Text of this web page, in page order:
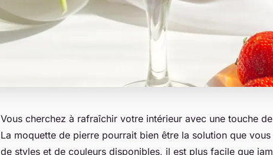
Vous cherchez à rafraîchir votre intérieur avec une touche
La moquette de pierre pourrait bien être la solution que
de styles et de couleurs disponibles, il est plus facile que